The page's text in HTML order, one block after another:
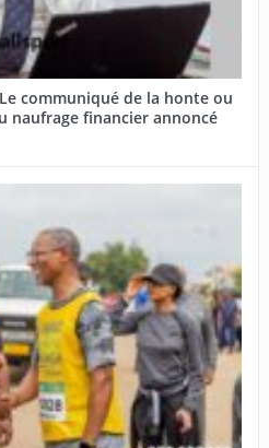
communiqué de la honte ou
naufrage financier annoncé